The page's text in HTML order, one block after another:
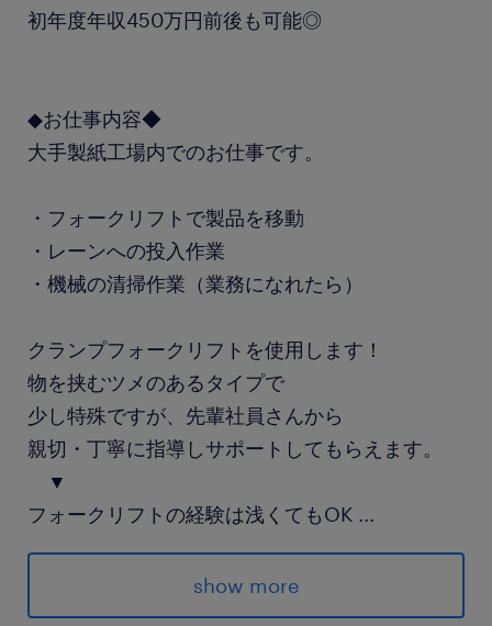
初年度年収450万円前後も可能◎
◆お仕事内容◆
大手製紙工場内でのお仕事です。
・フォークリフトで製品を移動
・レーンへの投入作業
・機械の清掃作業（業務になれたら）
クランプフォークリフトを使用します！
物を挟むツメのあるタイプで
少し特殊ですが、先輩社員さんから
親切・丁寧に指導しサポートしてもらえます。
▼
フォークリフトの経験は浅くてもOK ...
入社日のご相談も、柔軟に対応致します。
派遣先の特徴
show more